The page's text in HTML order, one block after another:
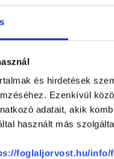
és hirdetések
Ezenkívül
adatait, akik
használt más
foglaljorvost.hu/info/
urológiából, majd...
* Szakorvos jelölt
megszerzésére irányuló
felelősséggel tartozik és azt
szakorvosjelölt önállóan
és szakorvosjelölt esetén.